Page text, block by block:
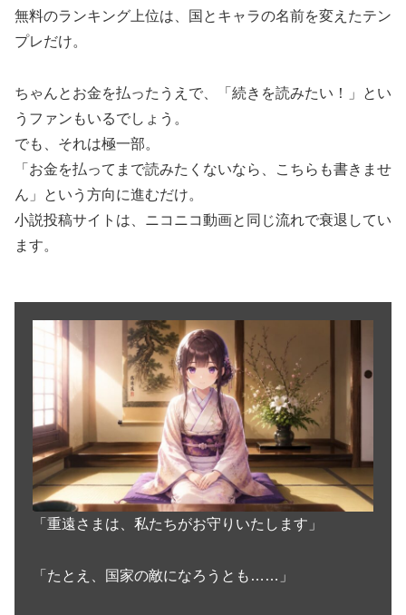
無料のランキング上位は、国とキャラの名前を変えたテン
プレだけ。
ちゃんとお金を払ったうえで、「続きを読みたい！」とい
うファンもいるでしょう。
でも、それは極一部。
「お金を払ってまで読みたくないなら、こちらも書きませ
ん」という方向に進むだけ。
小説投稿サイトは、ニコニコ動画と同じ流れで衰退してい
ます。
「重遠さまは、私たちがお守りいたします」
「たとえ、国家の敵になろうとも……」